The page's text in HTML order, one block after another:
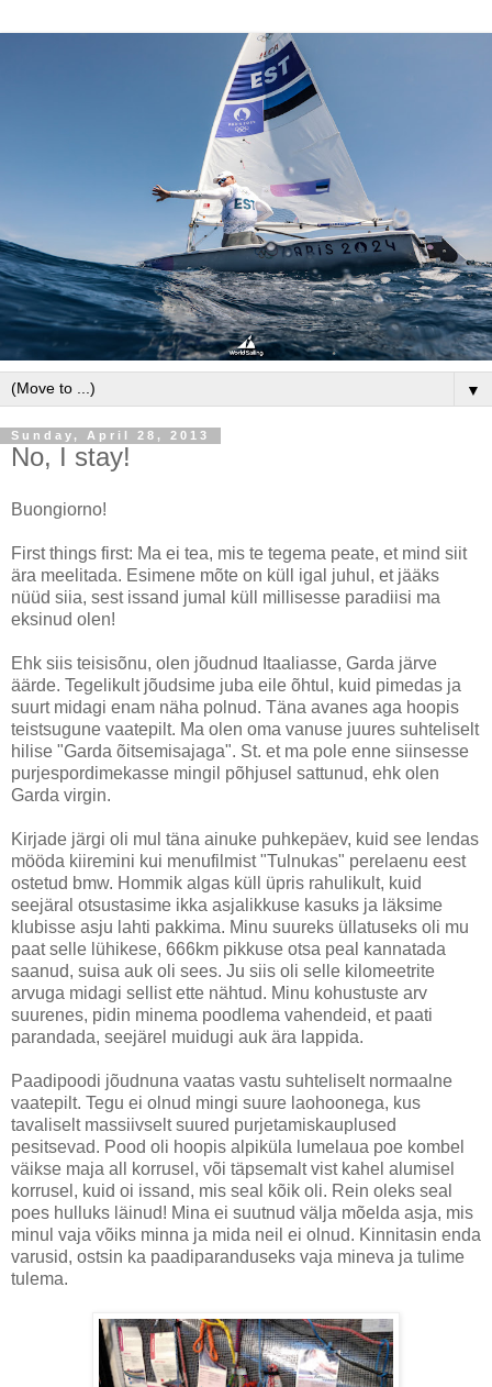
▼
Sunday, April 28, 2013
No, I stay!
Buongiorno!
First things first: Ma ei tea, mis te tegema peate, et mind siit
ära meelitada. Esimene mõte on küll igal juhul, et jääks
nüüd siia, sest issand jumal küll millisesse paradiisi ma
eksinud olen!
Ehk siis teisisõnu, olen jõudnud Itaaliasse, Garda järve
äärde. Tegelikult jõudsime juba eile õhtul, kuid pimedas ja
suurt midagi enam näha polnud. Täna avanes aga hoopis
teistsugune vaatepilt. Ma olen oma vanuse juures suhteliselt
hilise "Garda õitsemisajaga". St. et ma pole enne siinsesse
purjespordimekasse mingil põhjusel sattunud, ehk olen
Garda virgin.
Kirjade järgi oli mul täna ainuke puhkepäev, kuid see lendas
mööda kiiremini kui menufilmist "Tulnukas" perelaenu eest
ostetud bmw. Hommik algas küll üpris rahulikult, kuid
seejäral otsustasime ikka asjalikkuse kasuks ja läksime
klubisse asju lahti pakkima. Minu suureks üllatuseks oli mu
paat selle lühikese, 666km pikkuse otsa peal kannatada
saanud, suisa auk oli sees. Ju siis oli selle kilomeetrite
arvuga midagi sellist ette nähtud. Minu kohustuste arv
suurenes, pidin minema poodlema vahendeid, et paati
parandada, seejärel muidugi auk ära lappida.
Paadipoodi jõudnuna vaatas vastu suhteliselt normaalne
vaatepilt. Tegu ei olnud mingi suure laohoonega, kus
tavaliselt massiivselt suured purjetamiskauplused
pesitsevad. Pood oli hoopis alpiküla lumelaua poe kombel
väikse maja all korrusel, või täpsemalt vist kahel alumisel
korrusel, kuid oi issand, mis seal kõik oli. Rein oleks seal
poes hulluks läinud! Mina ei suutnud välja mõelda asja, mis
minul vaja võiks minna ja mida neil ei olnud. Kinnitasin enda
varusid, ostsin ka paadiparanduseks vaja mineva ja tulime
tulema.